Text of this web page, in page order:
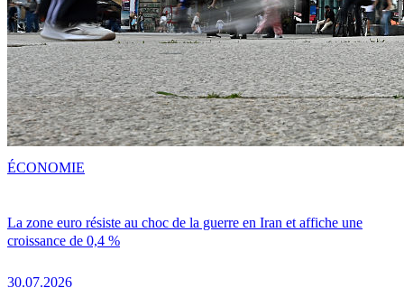
La zone euro résiste au choc de la guerre en Iran et affiche une
croissance de 0,4 %
30.07.2026
ÉCONOMIE